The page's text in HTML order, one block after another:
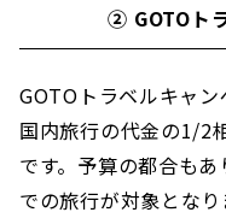
② GOTOト
GOTOトラベルキャ
国内旅行の代金の1/2
です。予算の都合も
での旅行が対象となり